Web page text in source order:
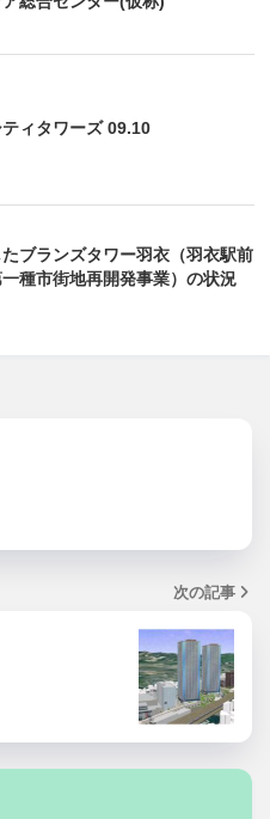
ィタワーズ 09.10
ブランズタワー羽衣（羽衣駅前
種市街地再開発事業）の状況
次の記事